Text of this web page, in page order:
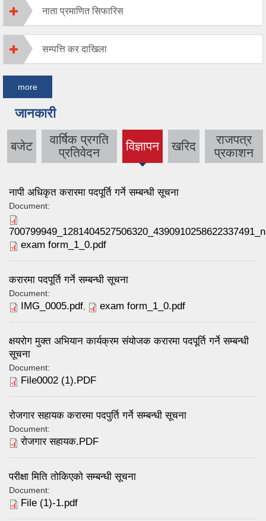
नाता प्रमाणित सिफारिस
सम्पत्ति कर दाखिला
more
जानकारी
बजेट
वार्षिक प्रगति
प्रतिवेदन
विज्ञापन
(active
tab)
खरिद
राजपत्र
प्रकाशन
नापी अधिकृत करारमा पदपूर्ति गर्ने सम्बन्धी सूचना
Document:
exam form_1_0.pdf
करारमा पदपूर्ति गर्ने सम्बन्धी सूचना
Document:
IMG_0005.pdf, exam form_1_0.pdf
क्षयरोग मुक्त अभियान कार्यक्रम संयोजक करारमा पदपूर्ति गर्ने सम्बन्धी
सूचना
Document:
File0002 (1).PDF
रोजगार सहायक करारमा पदपुर्ति गर्ने सम्बन्धी सूचना
Document:
रोजगार सहायक.PDF
परीक्षा मिति तोकिएको सम्बन्धी सूचना
Document:
File (1)-1.pdf